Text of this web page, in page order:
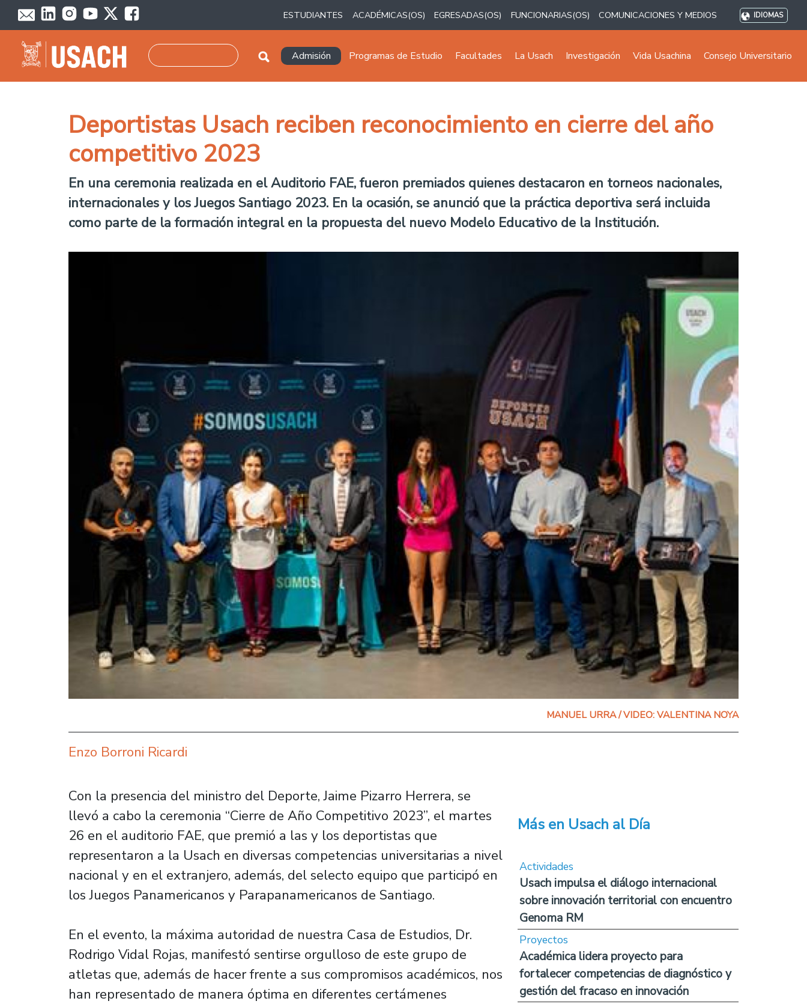
Pasar al contenido principal
ESTUDIANTES ACADÉMICAS(OS) EGRESADAS(OS) FUNCIONARIAS(OS) COMUNICACIONES Y MEDIOS IDIOMAS
Navegación principal
Admisión Programas de Estudio Facultades La Usach Investigación Vida Usachina Consejo Universitario
Deportistas Usach reciben reconocimiento en cierre del año
competitivo 2023
En una ceremonia realizada en el Auditorio FAE, fueron premiados quienes destacaron en torneos nacionales,
internacionales y los Juegos Santiago 2023. En la ocasión, se anunció que la práctica deportiva será incluida
como parte de la formación integral en la propuesta del nuevo Modelo Educativo de la Institución.
MANUEL URRA / VIDEO: VALENTINA NOYA
Enzo Borroni Ricardi
Con la presencia del ministro del Deporte, Jaime Pizarro Herrera, se
llevó a cabo la ceremonia “Cierre de Año Competitivo 2023”, el martes
26 en el auditorio FAE, que premió a las y los deportistas que
representaron a la Usach en diversas competencias universitarias a nivel
nacional y en el extranjero, además, del selecto equipo que participó en
los Juegos Panamericanos y Parapanamericanos de Santiago.
En el evento, la máxima autoridad de nuestra Casa de Estudios, Dr.
Rodrigo Vidal Rojas, manifestó sentirse orgulloso de este grupo de
atletas que, además de hacer frente a sus compromisos académicos, nos
han representado de manera óptima en diferentes certámenes
Más en Usach al Día
Actividades
Usach impulsa el diálogo internacional
sobre innovación territorial con encuentro
Genoma RM
Proyectos
Académica lidera proyecto para
fortalecer competencias de diagnóstico y
gestión del fracaso en innovación